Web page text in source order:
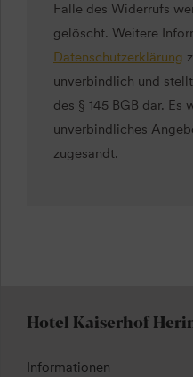
Falle des Widerrufs
gelöscht. Weitere
Datenschutzerklärung
unverbindlich und
des § 145 BGB dar.
unverbindliches
zugesandt.
Hotel Kaiserhof
Informationen